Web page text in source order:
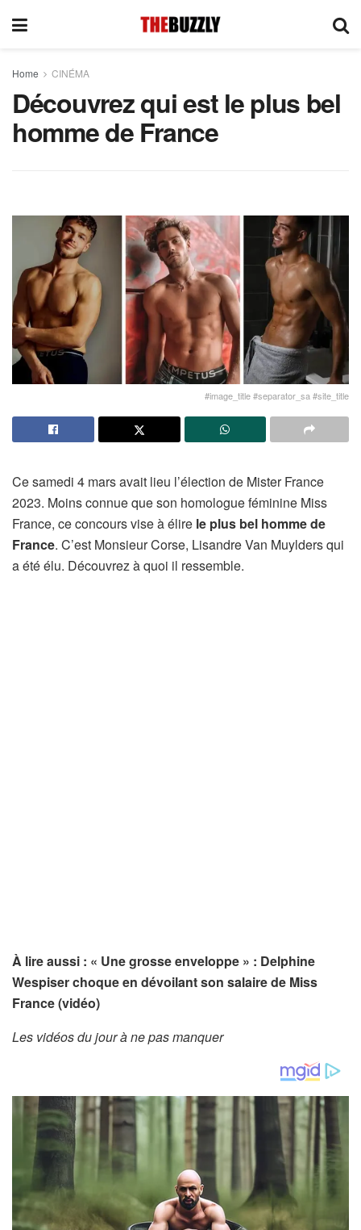
Home CINÉMA
Découvrez qui est le plus bel
homme de France
#image_title #separator_sa #site_title
Ce samedi 4 mars avait lieu l’élection de Mister France
2023. Moins connue que son homologue féminine Miss
France, ce concours vise à élire le plus bel homme de
France. C’est Monsieur Corse, Lisandre Van Muylders qui
a été élu. Découvrez à quoi il ressemble.
À lire aussi : « Une grosse enveloppe » : Delphine
Wespiser choque en dévoilant son salaire de Miss
France (vidéo)
Les vidéos du jour à ne pas manquer